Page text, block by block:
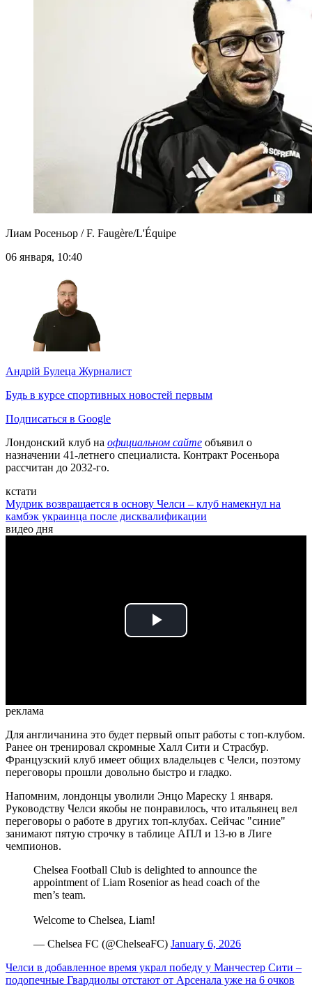
Лиам Росеньор / F. Faugère/L'Équipe
06 января, 10:40
Андрій Булеца Журналист
Будь в курсе спортивных новостей первым
Подписаться в Google
Лондонский клуб на официальном сайте объявил о
назначении 41-летнего специалиста. Контракт Росеньора
рассчитан до 2032-го.
кстати
Мудрик возвращается в основу Челси – клуб намекнул на
камбэк украинца после дисквалификации
видео дня
Play
реклама
Для англичанина это будет первый опыт работы с топ-клубом.
Ранее он тренировал скромные Халл Сити и Страсбур.
Французский клуб имеет общих владельцев с Челси, поэтому
переговоры прошли довольно быстро и гладко.
Напомним, лондонцы уволили Энцо Мареску 1 января.
Руководству Челси якобы не понравилось, что итальянец вел
переговоры о работе в других топ-клубах. Сейчас "синие"
занимают пятую строчку в таблице АПЛ и 13-ю в Лиге
чемпионов.
Chelsea Football Club is delighted to announce the
appointment of Liam Rosenior as head coach of the
men’s team.
Welcome to Chelsea, Liam!
— Chelsea FC (@ChelseaFC) January 6, 2026
Челси в добавленное время украл победу у Манчестер Сити –
подопечные Гвардиолы отстают от Арсенала уже на 6 очков